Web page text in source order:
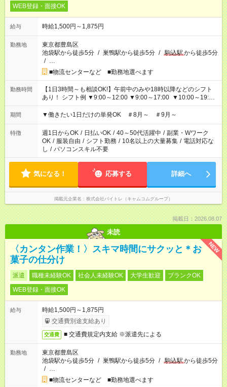
WEB登録・面接OK
給与 時給1,500円～1,875円
勤務地
東京都豊島区
池袋駅から徒歩5分 / 巣鴨駅から徒歩5分 / 駒込駅から徒歩5分
/ …
■物流センターなど ■勤務地選べます
勤務時間
【1日3時間～も相談OK!】午前中のみや18時以降などのシフト
あり！ シフト例 ▼9:00～12:00 ▼9:00～17:00 ▼10:00～19:00
▼18:00～21:00
期間 ▼働きたい1日だけの単発OK ＃8月～ ＃9月～
特徴 週1日からOK / 日払いOK / 40～50代活躍中 / 副業・Wワーク
OK / 服装自由 / シフト勤務 / 10名以上の大量募集 / 電話対応な
し / パソコンスキル不要
気になる！ 応募する 詳細へ
掲載元企業名 株式会社バイトレ（キャムコムグループ）
掲載日：2026.08.07
未読
NEW
〈カンタン作業！〉スキマ時間にサクッと＊お
菓子の仕分け
派遣 職種未経験OK 社会人未経験OK 大学生歓迎
ブランクOK
WEB登録・面接OK
給与
時給1,500円～1,875円
交通費別途支給あり
交通費 ■ 交通費規定内支給 ※派遣先による
勤務地
東京都豊島区
池袋駅から徒歩5分 / 巣鴨駅から徒歩5分 / 駒込駅から徒歩5分
/ …
■物流センターなど ■勤務地選べます